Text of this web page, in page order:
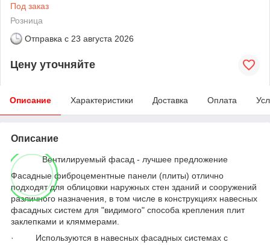
Под заказ
Розница
Отправка с 23 августа 2026
Цену уточняйте
Описание Характеристики Доставка Оплата
Описание
Вентилируемый фасад - лучшее предложение
Фасадные фиброцементные панели (плиты) отлично
подходят для облицовки наружных стен зданий и сооружений
различного назначения, в том числе в конструкциях навесных
фасадных систем для "видимого" способа крепления плит
заклепками и кляммерами.
· Используются в навесных фасадных системах с